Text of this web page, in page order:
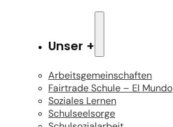
Unser +
Arbeitsgemeinschaften
Fairtrade Schule – El Mundo
Soziales Lernen
Schulseelsorge